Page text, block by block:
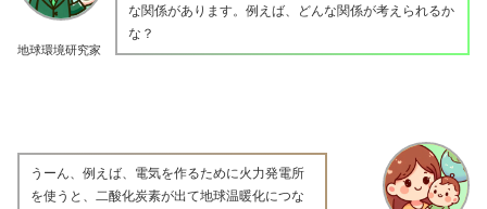
地球環境研究家
な関係があります。例えば、どんな関係が考えられるか
な？
うーん、例えば、電気を作るために火力発電所
を使うと、二酸化炭素が出て地球温暖化につな